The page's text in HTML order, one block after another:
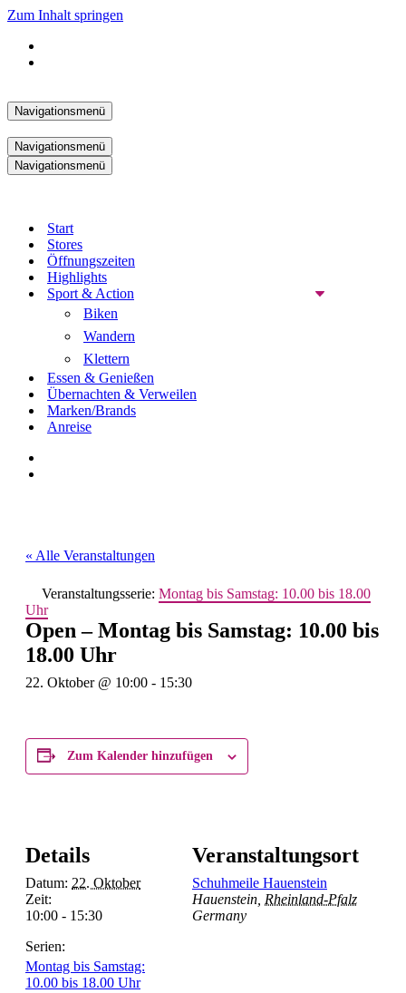
Zum Inhalt springen
Navigationsmenü
Navigationsmenü
Navigationsmenü
Start
Stores
Öffnungszeiten
Highlights
Sport & Action
Biken
Wandern
Klettern
Essen & Genießen
Übernachten & Verweilen
Marken/Brands
Anreise
« Alle Veranstaltungen
Veranstaltungsserie: Montag bis Samstag: 10.00 bis 18.00
Uhr
Open – Montag bis Samstag: 10.00 bis
18.00 Uhr
22. Oktober @ 10:00 - 15:30
Zum Kalender hinzufügen
Details
Datum: 22. Oktober
Zeit:
10:00 - 15:30
Serien:
Montag bis Samstag:
10.00 bis 18.00 Uhr
Veranstaltungsort
Schuhmeile Hauenstein
Hauenstein Rheinland-Pfalz
Germany